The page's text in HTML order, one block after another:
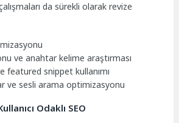
da sürekli olarak revize
ve anahtar kelime araştırması
featured snippet kullanımı
ve sesli arama optimizasyonu
Odaklı SEO